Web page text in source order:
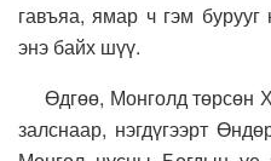
гавъяа, ямар ч гэм бурууг
энэ байх шүү.
Өдгөө, Монголд төрсөн
залснаар, нэгдүгээрт